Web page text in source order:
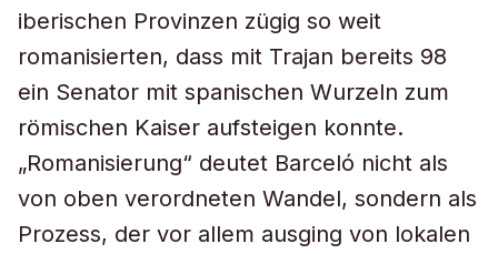
iberischen Provinzen zügig so weit
romanisierten, dass mit Trajan bereits 98
ein Senator mit spanischen Wurzeln zum
römischen Kaiser aufsteigen konnte.
„Romanisierung“ deutet Barceló nicht als
von oben verordneten Wandel, sondern als
Prozess, der vor allem ausging von lokalen